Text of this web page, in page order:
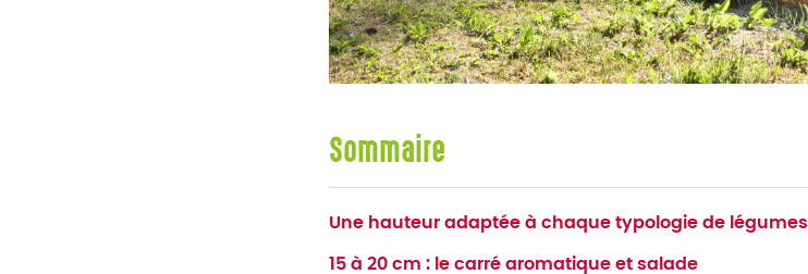
Sommaire
Une hauteur adaptée à chaque typologie de légumes
15 à 20 cm : le carré aromatique et salade